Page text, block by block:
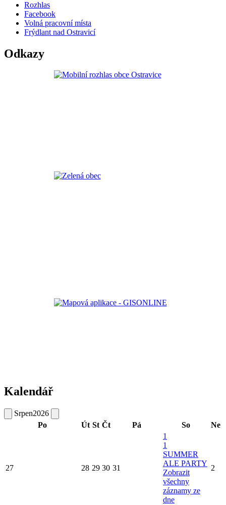
Rozhlas
Facebook
Volná pracovní místa
Frýdlant nad Ostravicí
Odkazy
Kalendář
Srpen2026
Po
Út St Čt Pá So Ne
27 28 29 30 31
1
1
SUMMER
ALE PARTY
Zobrazit
všechny
záznamy ze
dne
2